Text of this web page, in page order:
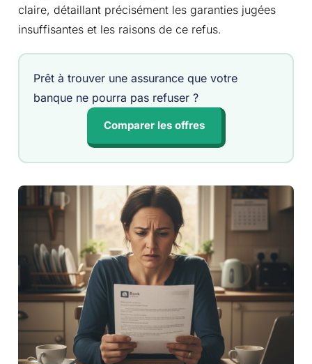
claire, détaillant précisément les garanties jugées
insuffisantes et les raisons de ce refus.
Prêt à trouver une assurance que votre
banque ne pourra pas refuser ?
Comparer les offres